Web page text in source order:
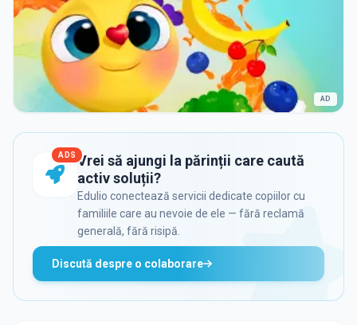
AD
ADS Vrei să ajungi la părinții care caută
activ soluții?
Edulio conectează servicii dedicate copiilor cu
familiile care au nevoie de ele — fără reclamă
generală, fără risipă.
Discută despre o colaborare